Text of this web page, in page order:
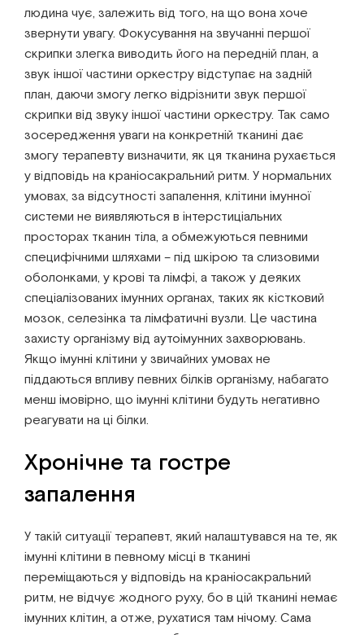
людина чує, залежить від того, на що вона хоче
звернути увагу. Фокусування на звучанні першої
скрипки злегка виводить його на передній план, а
звук іншої частини оркестру відступає на задній
план, даючи змогу легко відрізнити звук першої
скрипки від звуку іншої частини оркестру. Так само
зосередження уваги на конкретній тканині дає
змогу терапевту визначити, як ця тканина рухається
у відповідь на краніосакральний ритм. У нормальних
умовах, за відсутності запалення, клітини імунної
системи не виявляються в інтерстиціальних
просторах тканин тіла, а обмежуються певними
специфічними шляхами – під шкірою та слизовими
оболонками, у крові та лімфі, а також у деяких
спеціалізованих імунних органах, таких як кістковий
мозок, селезінка та лімфатичні вузли. Це частина
захисту організму від аутоімунних захворювань.
Якщо імунні клітини у звичайних умовах не
піддаються впливу певних білків організму, набагато
менш імовірно, що імунні клітини будуть негативно
реагувати на ці білки.
Хронічне та гостре
запалення
У такій ситуації терапевт, який налаштувався на те, як
імунні клітини в певному місці в тканині
переміщаються у відповідь на краніосакральний
ритм, не відчує жодного руху, бо в цій тканині немає
імунних клітин, а отже, рухатися там нічому. Сама